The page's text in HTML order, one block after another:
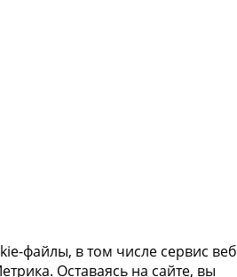
файлы, в том числе сервис
Оставаясь на сайте, вы